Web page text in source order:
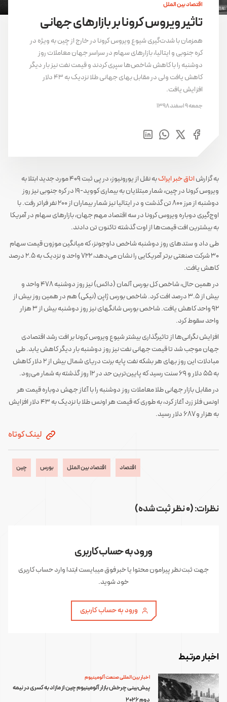
اقتصاد بین الملل
تاثیر ویروس کرونا بر بازارهای جهانی
همزمان با شدت‌گیری شیوع ویروس کرونا در خارج از چین به ویژه در
کره جنوبی و ایتالیا، بازارهای سهام در سراسر جهان معاملات روز
دوشنبه را با کاهش شاخص‌ها سپری کردند و قیمت نفت نیز بار دیگر
کاهش یافت ولی در مقابل بهای جهانی طلا نزدیک به ۴۳ دلار
افزایش یافت.
جمعه 9 اسفند 1398
به گزارشاتاق خبر ایراک
به نقل از یورونیوز، در پی ثبت ۴۰۹ مورد جدید ابتلا به
ویروس کرونا در چین، شمار مبتلایان به بیماری کووید-۱۹ در کره جنوبی نیز روز
دوشنبه از مرز ۸۰۰ تن گذشت و در ایتالیا نیز شمار بیماران از ۲۰۰ نفر فراتر رفت. با
اوج‌گیری دوباره ویروس کرونا در سه اقتصاد مهم جهان، بازارهای سهام در آمریکا
به بیشترین افت قیمت‌ها از اوت گذشته تاکنون تن دادند.
طی داد و ستدهای روز دوشنبه شاخص داوجونز، که میانگین موزون قیمت سهام
۳۰ شرکت صنعتی برتر آمریکایی را نشان می‌دهد، ۷۲۲ واحد و نزدیک به ۲.۵ درصد
کاهش یافت.
در همین حال، شاخص کل بورس آلمان (داکس) نیز روز دوشنبه ۴۷۸ واحد و
بیش از ۳.۵ درصد افت کرد. شاخص بورس ژاپن (نیکی) هم در همین روز بیش از
۹۲ واحد کاهش یافت. شاخص بورس شانگهای نیز روز دوشنبه بیش از ۳ هزار
واحد سقوط کرد.
افزایش نگرانی‌ها از تاثیرگذاری بیشتر شیوع ویروس کرونا بر افت رشد اقتصادی
جهان موجب شد تا قیمت جهانی نفت نیز روز دوشنبه بار دیگر کاهش یابد. طی
مبادلات این روز بهای هر بشکه نفت پایه برنت دریای شمال بیش از ۲ دلار کاهش
به ۵۵ دلار و ۶۹ سنت رسید که پایین‌ترین حد در ۱۲ روز گذشته به شمار می‌رود.
در مقابل بازار جهانی طلا معاملات روز دوشنبه را با آغاز جهش دوباره قیمت هر
اونس فلز زرد آغاز کرد، به طوری که قیمت هر اونس طلا با نزدیک به ۴۳ دلار افزایش
به هزار و ۶۸۷ دلار رسید.
لینک کوتاه
اقتصاد اقتصاد بین الملل بورس چین
نظرات: (0 نظر ثبت شده)
ورود به حساب کاربری
جهت ثبت نظر پیرامون محتوا یا خبر فوق میبایست ابتدا وارد حساب کاربری
خود شوید.
ورود به حساب کاربری
اخبار مرتبط
اخبار بین المللی صنعت آلومینیوم
پیش‌بینی چرخش بازار آلومینیوم چین از مازاد به کسری در نیمه
دوم ۲۰۲۶